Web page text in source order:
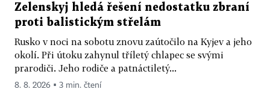
Zelenskyj hledá řešení nedostatku zbraní
proti balistickým střelám
Rusko v noci na sobotu znovu zaútočilo na Kyjev a jeho
okolí. Při útoku zahynul tříletý chlapec se svými
prarodiči. Jeho rodiče a patnáctiletý...
8. 8. 2026 ▪ 3 min. čtení